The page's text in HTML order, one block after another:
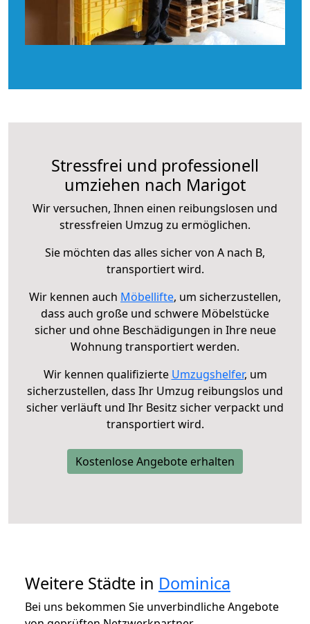
Stressfrei und professionell
umziehen nach Marigot
Wir versuchen, Ihnen einen reibungslosen und
stressfreien Umzug zu ermöglichen.
Sie möchten das alles sicher von A nach B,
transportiert wird.
Wir kennen auch Möbellifte, um sicherzustellen,
dass auch große und schwere Möbelstücke
sicher und ohne Beschädigungen in Ihre neue
Wohnung transportiert werden.
Wir kennen qualifizierte Umzugshelfer, um
sicherzustellen, dass Ihr Umzug reibungslos und
sicher verläuft und Ihr Besitz sicher verpackt und
transportiert wird.
Kostenlose Angebote erhalten
Weitere Städte in Dominica
Bei uns bekommen Sie unverbindliche Angebote